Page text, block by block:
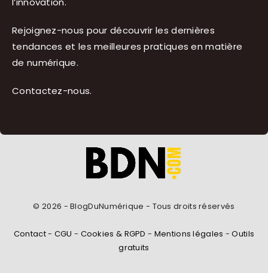
Rejoignez-nous pour découvrir les dernières
tendances et les meilleures pratiques en matière
de numérique.
Contactez-nous.
© 2026 - BlogDuNumérique - Tous droits réservés
Contact- CGU - Cookies & RGPD - Mentions légales -Outils
gratuits